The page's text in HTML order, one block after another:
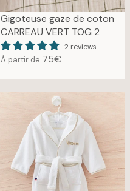
Gigoteuse gaze de coton
CARREAU VERT TOG 2
2 reviews
À partir de R
G
L
A
R
P
75€